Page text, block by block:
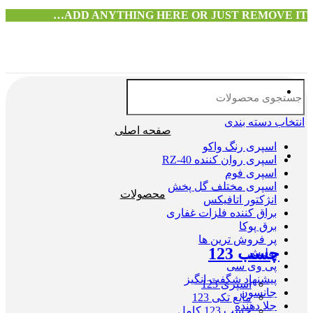
ADD ANYTHING HERE OR JUST REMOVE IT…
انتخاب دسته بندی
اسپری رنگ واکو
اسپری روان کننده RZ-40
اسپری فوم
اسپری مختلف گل پخش
انژکتور اتافیکس
براق کننده فلزات غفاری
برق پوکا
پر فروش ترین ها
پولیش
پی وی سی
پیشنهاد شگفت انگیز
جانسون
جلا دهنده
صفحه اصلی
محصولات
چسب 123
اسپری 123
مایع تکی 123
چسب 123 کامل